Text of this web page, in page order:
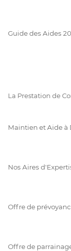
Guide des Aides
La Prestation de
Maintien et Aide à
Nos Aires
Offre de
Offre de